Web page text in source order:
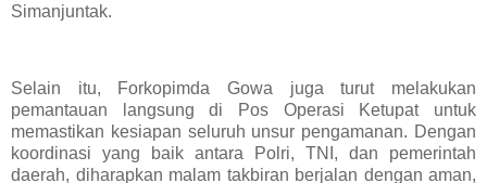
Simanjuntak.
Selain itu, Forkopimda Gowa juga turut melakukan
pemantauan langsung di Pos Operasi Ketupat untuk
memastikan kesiapan seluruh unsur pengamanan. Dengan
koordinasi yang baik antara Polri, TNI, dan pemerintah
daerah, diharapkan malam takbiran berjalan dengan aman,